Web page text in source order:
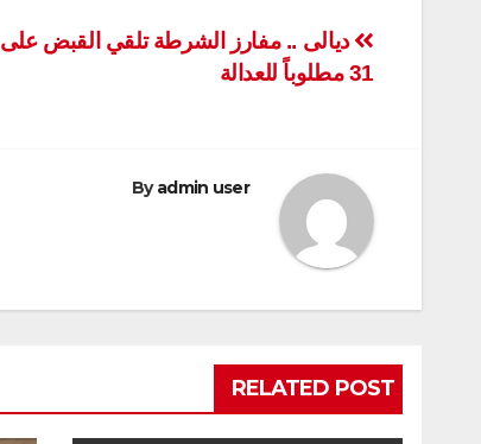
تصفّح
المقالات
ديالى .. مفارز الشرطة تلقي القبض على
31 مطلوباً للعدالة
Byadmin user
RELATED POST